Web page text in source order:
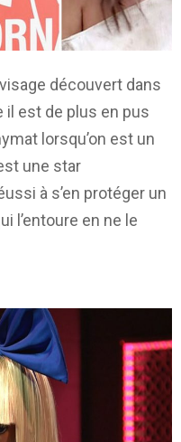
découvert dans
il est de plus en pus
lorsqu’on est un
une star
à s’en protéger un
l’entoure en ne le